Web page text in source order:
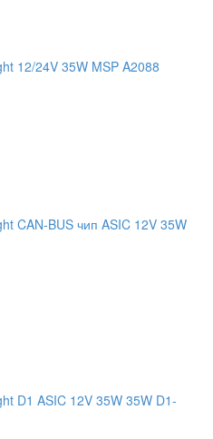
12/24V 35W MSP A2088
CAN-BUS чип ASIC 12V 35W
D1 ASIC 12V 35W 35W D1-